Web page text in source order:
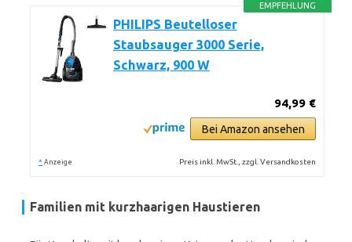
EMPFEHLUNG
PHILIPS Beutelloser
Staubsauger 3000 Serie,
Schwarz, 900 W
94,99 €
Bei Amazon ansehen
* Anzeige Preis inkl. MwSt., zzgl. Versandkosten
Familien mit kurzhaarigen Haustieren